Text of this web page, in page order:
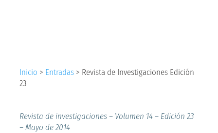
Inicio > Entradas > Revista de Investigaciones Edición
23
Revista de investigaciones – Volumen 14 – Edición 23
– Mayo de 2014